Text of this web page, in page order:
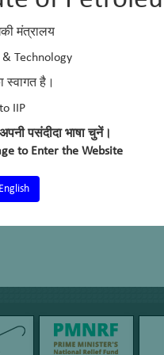
मंत्रालय
Technology
है।
IIP
पसंदीदा भाषा चुनें।
to Enter the Website
English